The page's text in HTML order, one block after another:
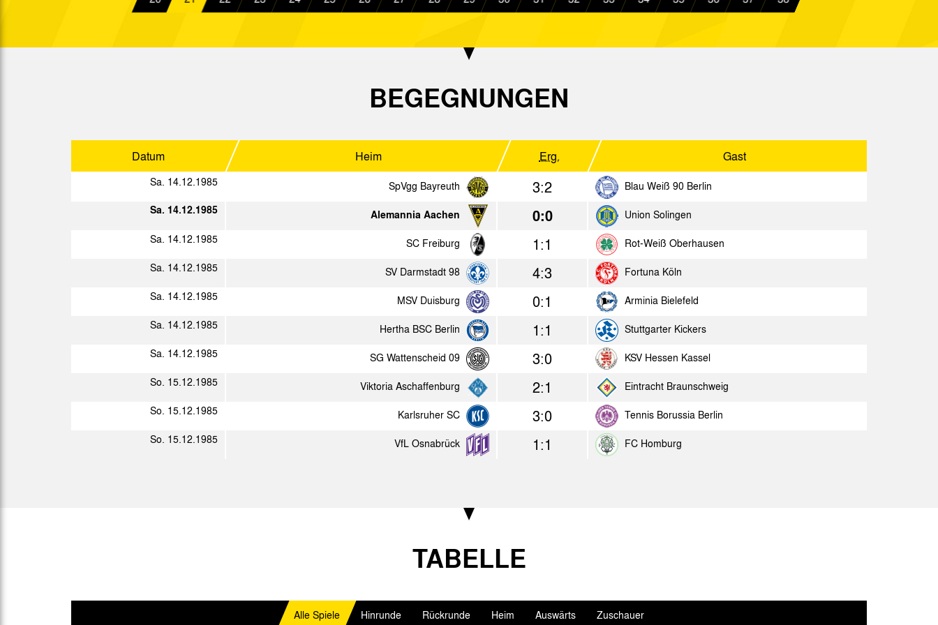
Fortuna Köln 1:1
Sa. 02.11.1985
Alemannia Aachen 3:1 Viktoria Aschaffenburg
Spielbericht
Sa. 09.11.1985
KSV Hessen Kassel 2:1 Alemannia Aachen
Spielbericht
1:2 FC Schalke 04
Alemannia Aachen
Alemannia Aachen
Tennis Borussia Berlin
Alemannia Aachen
Alemannia Aachen
Union Solingen
1986
Erg.
Alemannia Aachen 1:0
Karlsruher SC 1:1 Alemannia Aachen
Spielbericht
BEGEGNUNGEN
Datum Heim Erg. Gast
Sa. 14.12.1985 SpVgg Bayreuth 3:2 Blau Weiß 90 Berlin
Sa. 14.12.1985 Alemannia Aachen 0:0
Union Solingen
Sa. 14.12.1985
SC Freiburg 1:1
Rot-Weiß Oberhausen
Sa. 14.12.1985
SV Darmstadt 98 4:3
Fortuna Köln
Sa. 14.12.1985
MSV Duisburg 0:1
Arminia Bielefeld
Sa. 14.12.1985
Hertha BSC Berlin 1:1
Stuttgarter Kickers
Sa. 14.12.1985
SG Wattenscheid 09 3:0
KSV Hessen Kassel
So. 15.12.1985
Viktoria Aschaffenburg 2:1
Eintracht Braunschweig
So. 15.12.1985
Karlsruher SC 3:0
Tennis Borussia Berlin
So. 15.12.1985
VfL Osnabrück 1:1 FC Homburg
TABELLE
Alle Spiele Hinrunde Rückrunde Heim Auswärts Zuschauer